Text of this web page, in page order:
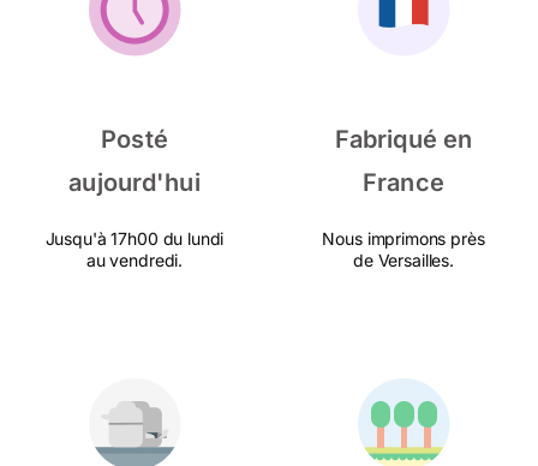
Posté
aujourd'hui
Jusqu'à 17h00 du lundi
au vendredi.
Fabriqué en
France
Nous imprimons près
de Versailles.